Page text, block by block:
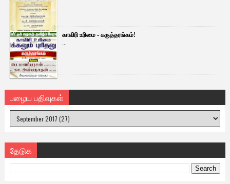
காவிரி உரிமை - கருத்தரங்கம்!
...
பழைய பதிவுகள்
தேடுக